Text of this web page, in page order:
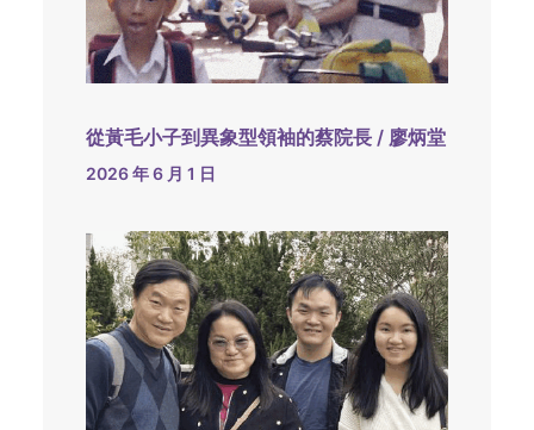
從黃毛小子到異象型領袖的蔡院長 / 廖炳堂
2026 年 6 月 1 日